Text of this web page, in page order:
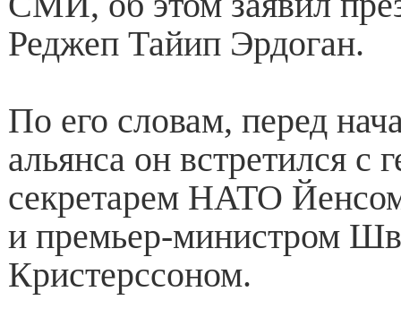
Реджеп Тайип Эрдоган.
По его словам, перед
альянса он встретился с
секретарем НАТО
и премьер-министром
Кристерссоном.